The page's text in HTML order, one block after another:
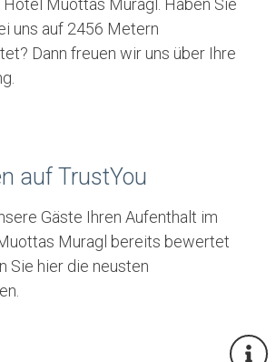
Hotel Muottas Muragl. Haben Sie
uns auf 2456 Metern
Dann freuen wir uns über Ihre
auf TrustYou
Gäste Ihren Aufenthalt im
Muragl bereits bewertet
Sie hier die neusten